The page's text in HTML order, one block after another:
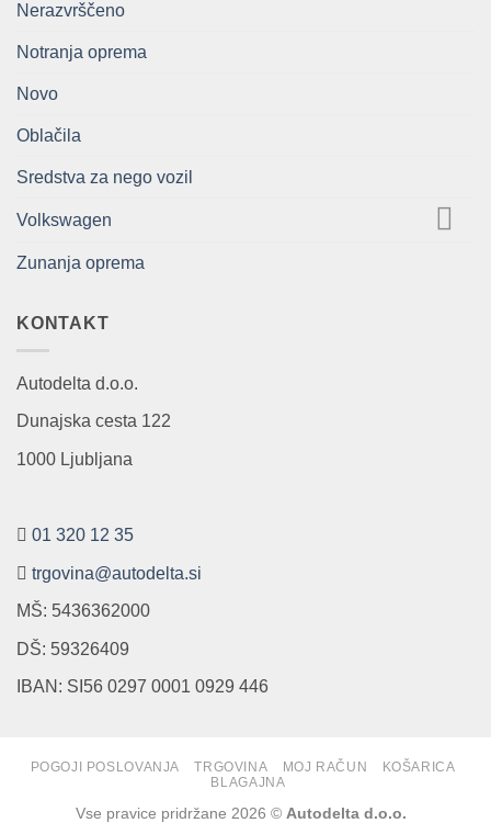
Nerazvrščeno
Notranja oprema
Novo
Oblačila
Sredstva za nego vozil
Volkswagen
Zunanja oprema
KONTAKT
Autodelta d.o.o.
Dunajska cesta 122
1000 Ljubljana
01 320 12 35
trgovina@autodelta.si
MŠ: 5436362000
DŠ: 59326409
IBAN: SI56 0297 0001 0929 446
POGOJI POSLOVANJA TRGOVINA MOJ RAČUN
KOŠARICA
BLAGAJNA
Vse pravice pridržane 2026 © Autodelta d.o.o.